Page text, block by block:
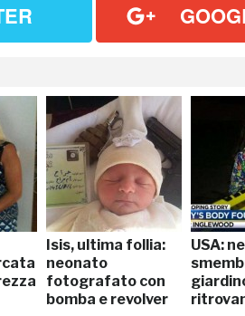
Isis, ultima follia:
neonato
fotografato con
bomba e revolver
USA: